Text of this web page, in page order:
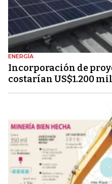
ENERGÍA
Incorporación de
costarían US$1.200